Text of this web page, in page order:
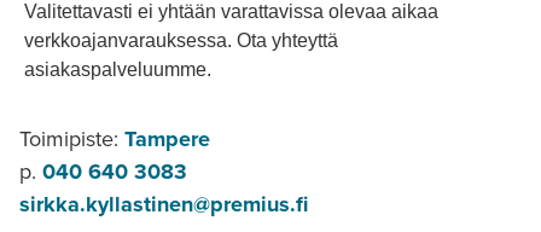
Valitettavasti ei yhtään varattavissa olevaa aikaa
verkkoajanvarauksessa. Ota yhteyttä
asiakaspalveluumme.
Toimipiste: Tampere
p. 040 640 3083
sirkka.kyllastinen@premius.fi